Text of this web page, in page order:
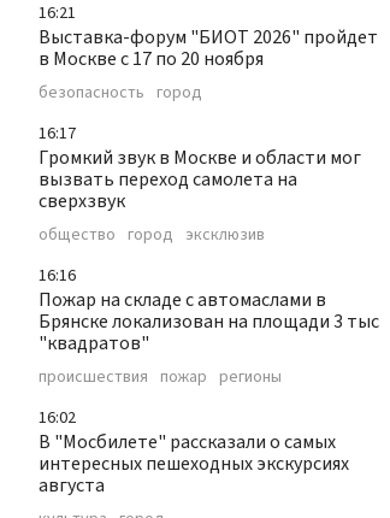
16:21
Выставка-форум "БИОТ 2026" пройдет
в Москве с 17 по 20 ноября
безопасность город
16:17
Громкий звук в Москве и области мог
вызвать переход самолета на
сверхзвук
общество город эксклюзив
16:16
Пожар на складе с автомаслами в
Брянске локализован на площади 3 тыс
"квадратов"
происшествия пожар регионы
16:02
В "Мосбилете" рассказали о самых
интересных пешеходных экскурсиях
августа